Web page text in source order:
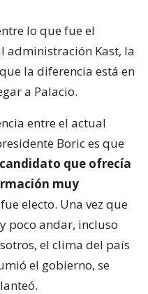
lo que fue el
administración Kast, la
la diferencia está en
a Palacio.
entre el actual
Boric es que
que ofrecía
muy
electo. Una vez que
poco andar, incluso
el clima del país
el gobierno, se